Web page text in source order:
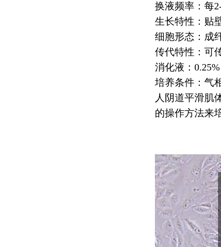
换液频率：每
生长特性：贴
细胞形态：成
传代特性：可
消化液： 0.25%
培养条件：气
人阴道平滑肌
的操作方法来